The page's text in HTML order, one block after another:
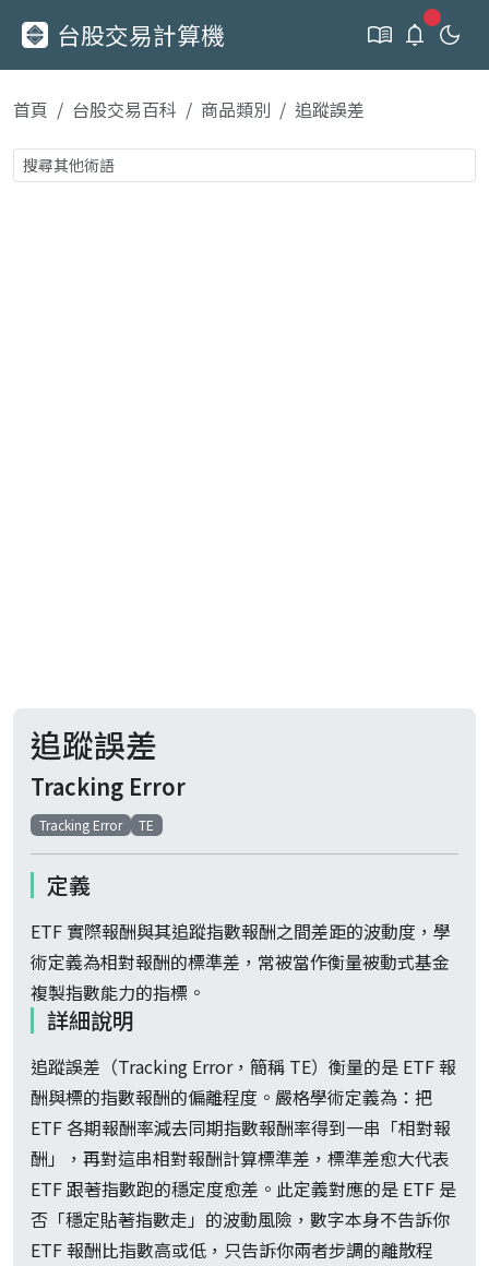
台股交易計算機 新通知
首頁 台股交易百科 商品類別 追蹤誤差
追蹤誤差
Tracking Error
Tracking Error TE
定義
ETF 實際報酬與其追蹤指數報酬之間差距的波動度，學
術定義為相對報酬的標準差，常被當作衡量被動式基金
複製指數能力的指標。
詳細說明
追蹤誤差（Tracking Error，簡稱 TE）衡量的是 ETF 報
酬與標的指數報酬的偏離程度。嚴格學術定義為：把
ETF 各期報酬率減去同期指數報酬率得到一串「相對報
酬」，再對這串相對報酬計算標準差，標準差愈大代表
ETF 跟著指數跑的穩定度愈差。此定義對應的是 ETF 是
否「穩定貼著指數走」的波動風險，數字本身不告訴你
ETF 報酬比指數高或低，只告訴你兩者步調的離散程